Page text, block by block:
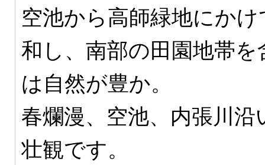
空池から高師緑地にか
和し、南部の田園地帯
は自然が豊か。
春爛漫、空池、内張川
壮観です。